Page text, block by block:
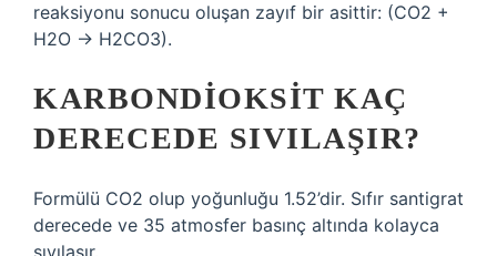
reaksiyonu sonucu oluşan zayıf bir asittir: (CO2 +
H2O → H2CO3).
KARBONDIOKSIT KAÇ
DERECEDE SIVILAŞIR?
Formülü CO2 olup yoğunluğu 1.52’dir. Sıfır santigrat
derecede ve 35 atmosfer basınç altında kolayca
sıvılaşır.